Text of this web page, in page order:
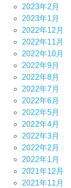
2023年2月
2023年1月
2022年12月
2022年11月
2022年10月
2022年9月
2022年8月
2022年7月
2022年6月
2022年5月
2022年4月
2022年3月
2022年2月
2022年1月
2021年12月
2021年11月